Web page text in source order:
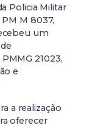
Policia Militar
M 8037,
um
21023,
e
a realização
oferecer